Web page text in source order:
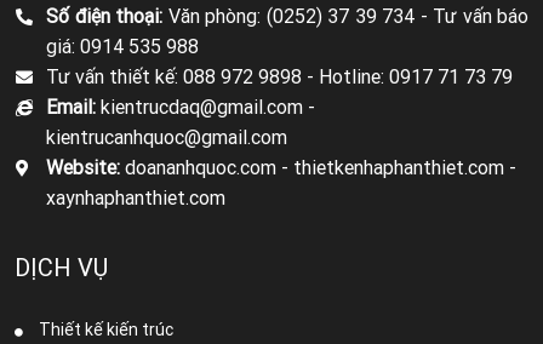
Số điện thoại: Văn phòng: (0252) 37 39 734 - Tư vấn báo
giá: 0914 535 988
Tư vấn thiết kế: 088 972 9898 - Hotline: 0917 71 73 79
Email: kientrucdaq@gmail.com -
kientrucanhquoc@gmail.com
Website: doananhquoc.com - thietkenhaphanthiet.com -
xaynhaphanthiet.com
DỊCH VỤ
Thiết kế kiến trúc